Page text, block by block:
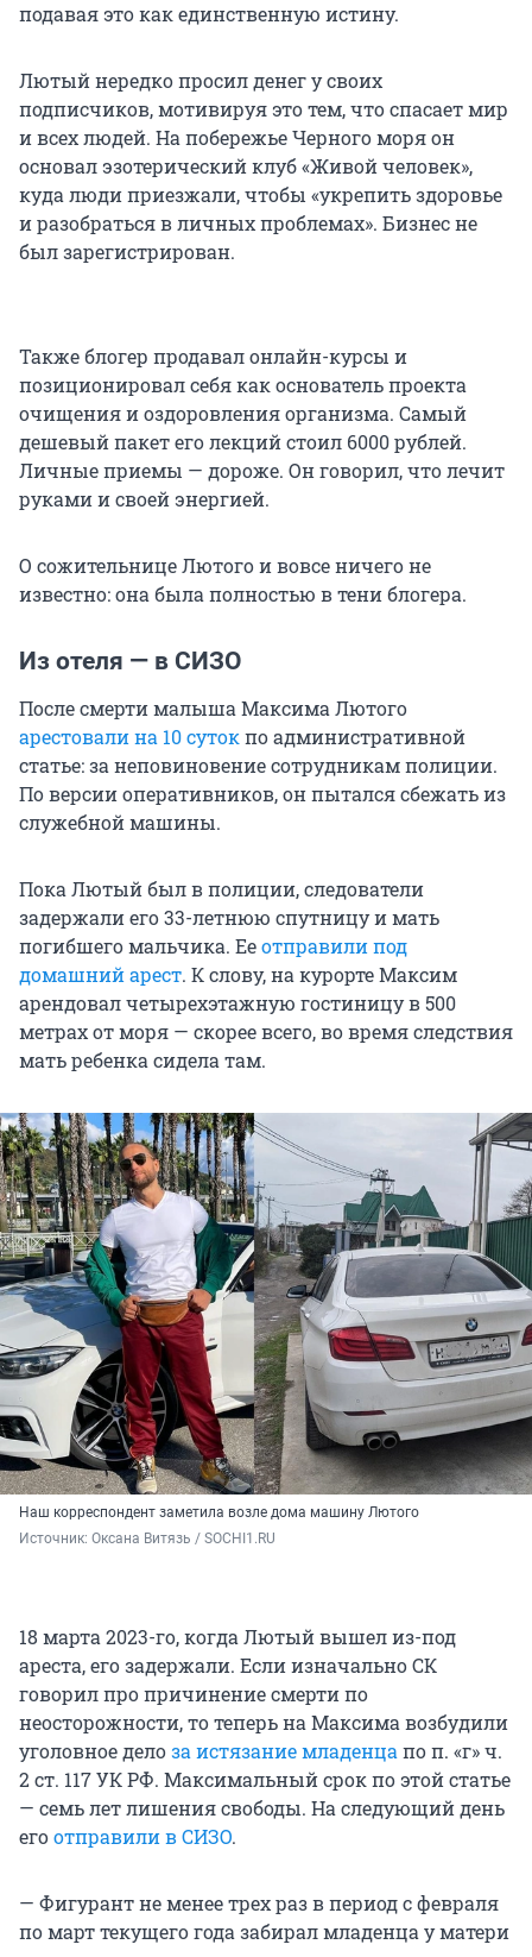
подавая это как единственную истину.
Лютый нередко просил денег у своих
подписчиков, мотивируя это тем, что спасает мир
и всех людей. На побережье Черного моря он
основал эзотерический клуб «Живой человек»,
куда люди приезжали, чтобы «укрепить здоровье
и разобраться в личных проблемах». Бизнес не
был зарегистрирован.
Также блогер продавал онлайн-курсы и
позиционировал себя как основатель проекта
очищения и оздоровления организма. Самый
дешевый пакет его лекций стоил 6000 рублей.
Личные приемы — дороже. Он говорил, что лечит
руками и своей энергией.
О сожительнице Лютого и вовсе ничего не
известно: она была полностью в тени блогера.
Из отеля — в СИЗО
После смерти малыша Максима Лютого
арестовали на 10 сутокпо административной
статье: за неповиновение сотрудникам полиции.
По версии оперативников, он пытался сбежать из
служебной машины.
Пока Лютый был в полиции, следователи
задержали его 33-летнюю спутницу и мать
погибшего мальчика. Ееотправили под
домашний арест. К слову, на курорте Максим
арендовал четырехэтажную гостиницу в 500
метрах от моря — скорее всего, во время следствия
мать ребенка сидела там.
Наш корреспондент заметила возле дома машину Лютого
Источник: Оксана Витязь / SOCHI1.RU
18 марта 2023-го, когда Лютый вышел из-под
ареста, его задержали. Если изначально СК
говорил про причинение смерти по
неосторожности, то теперь на Максима возбудили
уголовное делоза истязание младенца по п. «г» ч.
2 ст. 117 УК РФ. Максимальный срок по этой статье
— семь лет лишения свободы. На следующий день
егоотправили в СИЗО.
— Фигурант не менее трех раз в период с февраля
по март текущего года забирал младенца у матери